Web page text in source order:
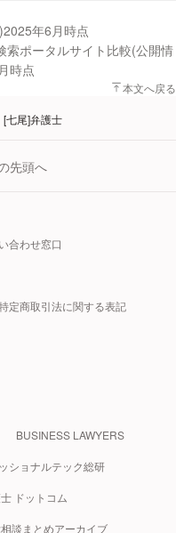
年6月時点
索ポータルサイト比較(公開情
時点
本文へ戻る
[七尾]弁護士
先頭へ
合わせ窓口
定商取引法に関する表記
BUSINESS LAWYERS
ショナルテック総研
ドットコム
談まとめアーカイブ